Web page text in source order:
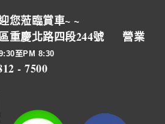
您蒞臨賞車~ ~
重慶北路四段244號 營業
至PM 8:30
- 7500